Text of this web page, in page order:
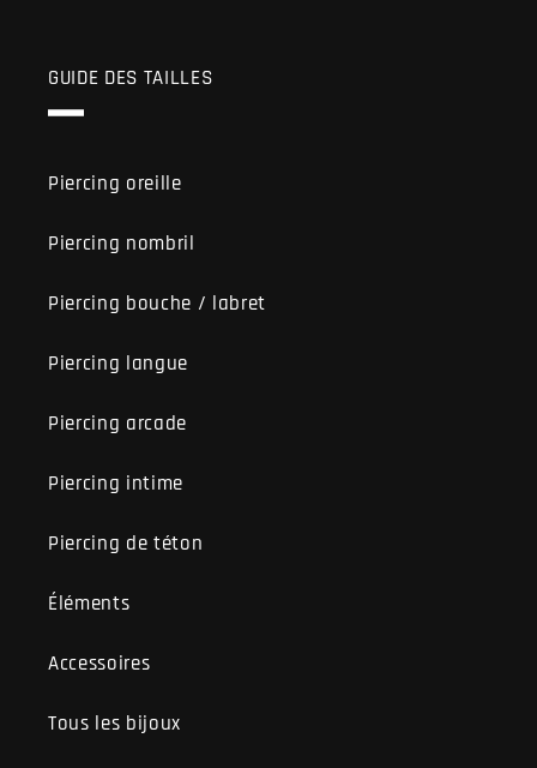
GUIDE DES TAILLES
Piercing oreille
Piercing nombril
Piercing bouche / labret
Piercing langue
Piercing arcade
Piercing intime
Piercing de téton
Éléments
Accessoires
Tous les bijoux